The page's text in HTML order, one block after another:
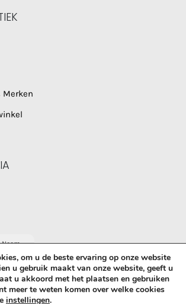
De Babyboetiek | Powered byMplusKASSA
Neem
op
om u de beste ervaring op onze website
u gebruik maakt van onze website, geeft u
u akkoord met het plaatsen en gebruiken
meer te weten komen over welke cookies
instellingen.